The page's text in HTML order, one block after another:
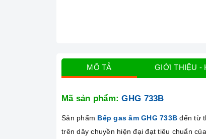
MÔ TẢ GIỚI THIỆU -
Mã sản phẩm:GHG 733B
Sản phẩm Bếp gas âm GHG 733B đến từ
trên dây chuyền hiện đại đạt tiêu chuẩn